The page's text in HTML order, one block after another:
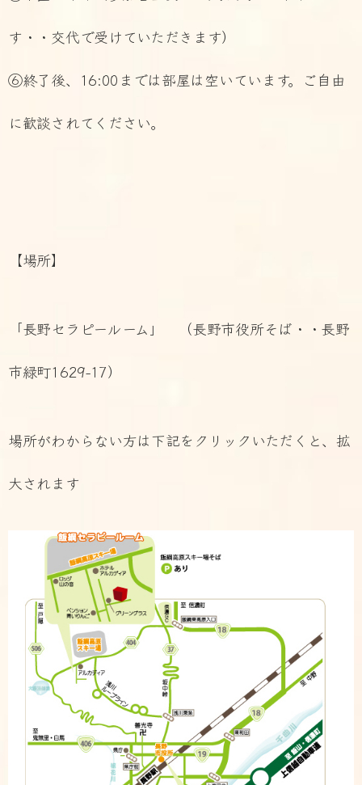
す・・交代で受けていただきます）
⑥終了後、16:00までは部屋は空いています。ご自由
に歓談されてください。
【場所】
「長野セラピールーム」 （長野市役所そば・・長野
市緑町1629-17）
場所がわからない方は下記をクリックいただくと、拡
大されます